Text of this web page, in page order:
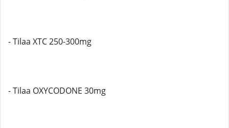
- Tilaa XTC 250-300mg
- Tilaa OXYCODONE 30mg